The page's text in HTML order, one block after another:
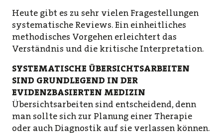
Heute gibt es zu sehr vielen Fragestellungen
systematische Reviews. Ein einheitliches
methodisches Vorgehen erleichtert das
Verständnis und die kritische Interpretation.
SYSTEMATISCHE ÜBERSICHTSARBEITEN
SIND GRUNDLEGEND IN DER
EVIDENZBASIERTEN MEDIZIN
Übersichtsarbeiten sind entscheidend, denn
man sollte sich zur Planung einer Therapie
oder auch Diagnostik auf sie verlassen können.